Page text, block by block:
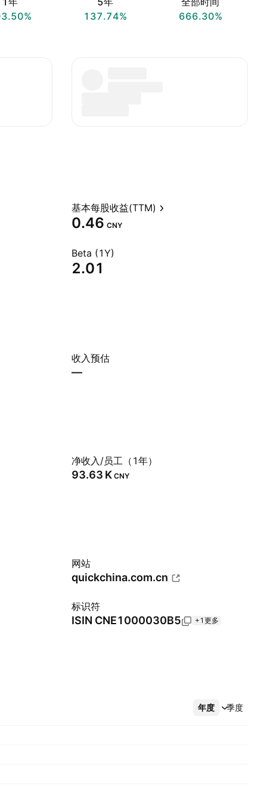
137.74%
666.30%
基本每股收益(TTM)
0.46 CNY
Beta (1Y)
2.01
收入预估
—
净收入/员工（1年）
‪93.63 K‬ CNY
网站
quickchina.com.cn
标识符
ISIN CNE1000030B5 +1更多
年度 季度
更多